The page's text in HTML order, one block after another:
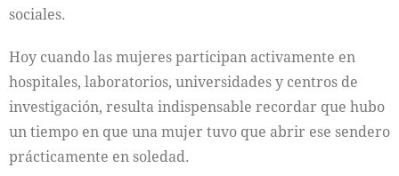
sociales.
Hoy cuando las mujeres participan activamente en
hospitales, laboratorios, universidades y centros de
investigación, resulta indispensable recordar que hubo
un tiempo en que una mujer tuvo que abrir ese sendero
prácticamente en soledad.